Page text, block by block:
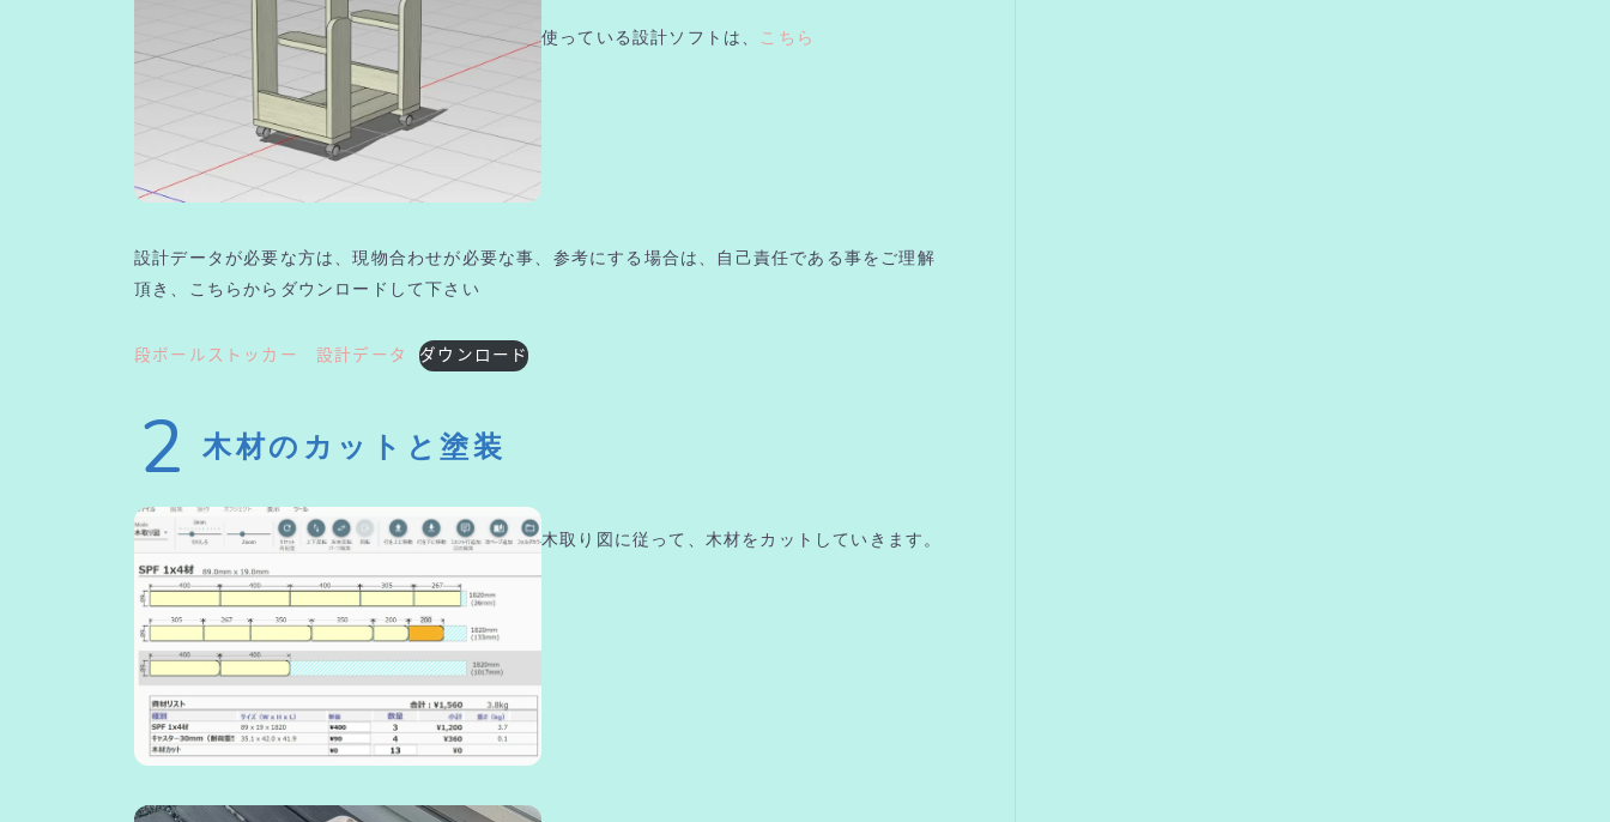
使っている設計ソフトは、 こちら
設計データが必要な方は、現物合わせが必要な事、参考にする場合は、自己責任である事をご理解
頂き、こちらからダウンロードして下さい
段ボールストッカー 設計データ ダウンロード
2 木材のカットと塗装
木取り図に従って、木材をカットしていきます。